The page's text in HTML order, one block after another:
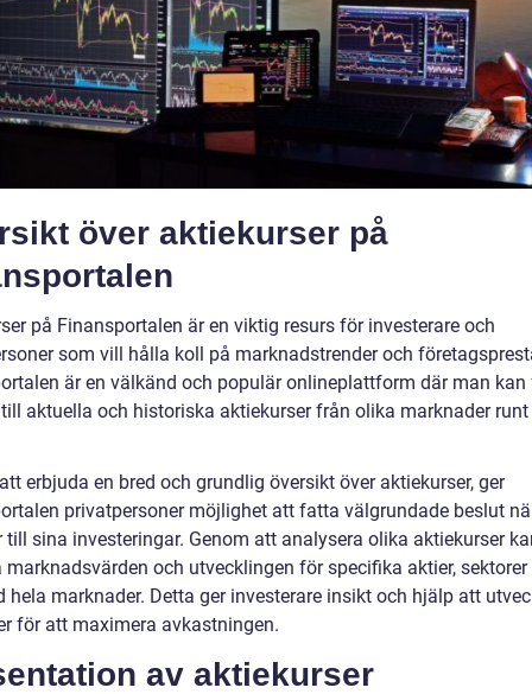
över aktiekurser på
på Finansportalen är en viktig resurs för investerare och
som vill hålla koll på marknadstrender och
är en välkänd och populär onlineplattform där man kan
aktuella och historiska aktiekurser från olika marknader
erbjuda en bred och grundlig översikt över aktiekurser, ger
privatpersoner möjlighet att fatta välgrundade beslut
till sina investeringar. Genom att analysera olika aktiekurser
marknadsvärden och utvecklingen för specifika aktier,
hela marknader. Detta ger investerare insikt och hjälp att
för att maximera avkastningen.
av aktiekurser